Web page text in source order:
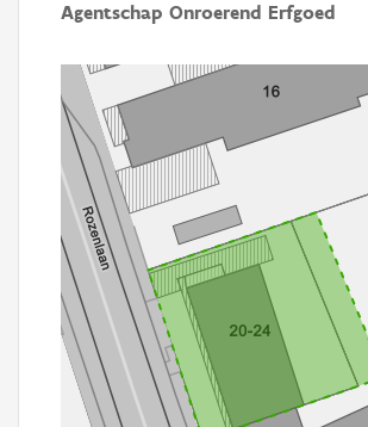
Agentschap Onroerend Erfgoed